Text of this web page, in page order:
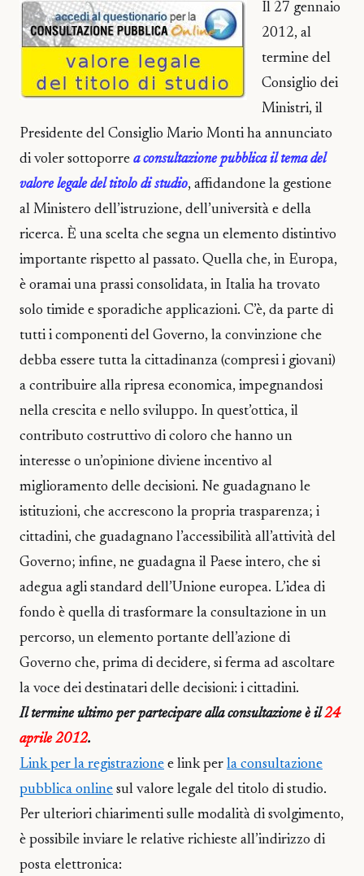
Il 27 gennaio
2012, al
termine del
Consiglio dei
Ministri, il
Presidente del Consiglio Mario Monti ha annunciato
di voler sottoporre a consultazione pubblica il tema del
valore legale del titolo di studio, affidandone la gestione
al Ministero dell’istruzione, dell’università e della
ricerca. È una scelta che segna un elemento distintivo
importante rispetto al passato. Quella che, in Europa,
è oramai una prassi consolidata, in Italia ha trovato
solo timide e sporadiche applicazioni. C’è, da parte di
tutti i componenti del Governo, la convinzione che
debba essere tutta la cittadinanza (compresi i giovani)
a contribuire alla ripresa economica, impegnandosi
nella crescita e nello sviluppo. In quest’ottica, il
contributo costruttivo di coloro che hanno un
interesse o un’opinione diviene incentivo al
miglioramento delle decisioni. Ne guadagnano le
istituzioni, che accrescono la propria trasparenza; i
cittadini, che guadagnano l’accessibilità all’attività del
Governo; infine, ne guadagna il Paese intero, che si
adegua agli standard dell’Unione europea. L’idea di
fondo è quella di trasformare la consultazione in un
percorso, un elemento portante dell’azione di
Governo che, prima di decidere, si ferma ad ascoltare
la voce dei destinatari delle decisioni: i cittadini.
Il termine ultimo per partecipare alla consultazione è il24
aprile 2012.
Link per la registrazione e link per la consultazione
pubblica online sul valore legale del titolo di studio.
Per ulteriori chiarimenti sulle modalità di svolgimento,
è possibile inviare le relative richieste all’indirizzo di
posta elettronica: